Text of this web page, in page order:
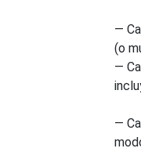
—
(o
—
—